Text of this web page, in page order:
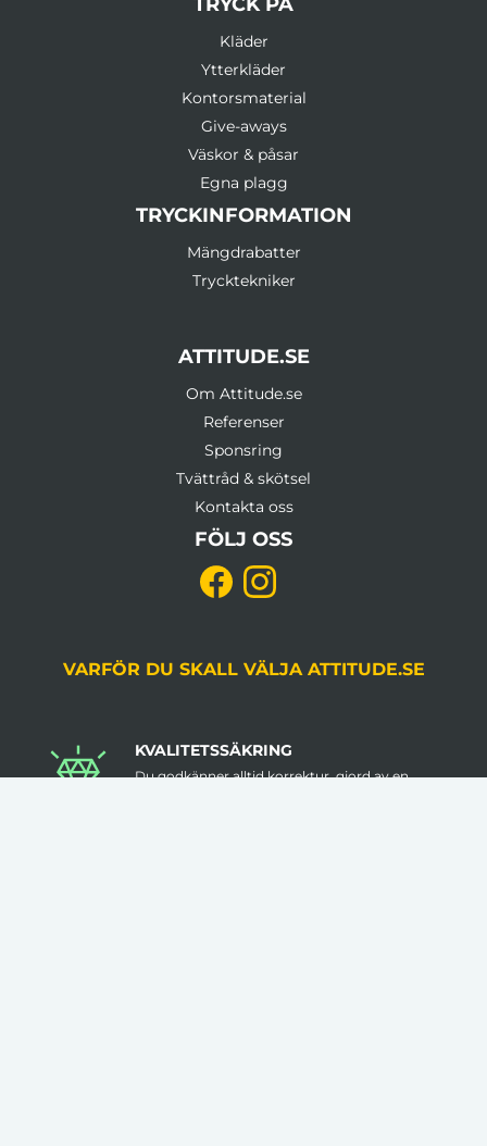
Kläder
Ytterkläder
Kontorsmaterial
Give-aways
Väskor & påsar
Egna plagg
TRYCKINFORMATION
Mängdrabatter
Trycktekniker
ATTITUDE.SE
Om Attitude.se
Referenser
Sponsring
Tvättråd & skötsel
Kontakta oss
FÖLJ OSS
VARFÖR DU SKALL VÄLJA ATTITUDE.SE
KVALITETSSÄKRING
Du godkänner alltid korrektur, gjord av en